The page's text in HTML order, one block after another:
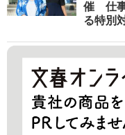
催 仕事
る特別